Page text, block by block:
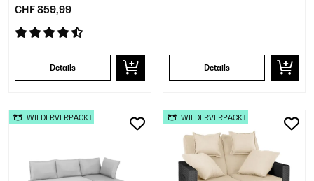
CHF 859,99
Details Details
WIEDERVERPACKT WIEDERVERPACKT